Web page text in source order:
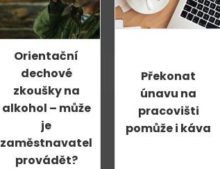
Orientační
dechové
zkoušky na
alkohol – může
je
zaměstnavatel
provádět?
Překonat
únavu na
pracovišti
pomůže i káva